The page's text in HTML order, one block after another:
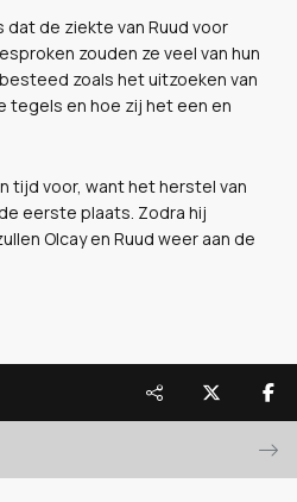
dat de ziekte van Ruud voor
zouden ze veel van hun
zoals het uitzoeken van
tegels en hoe zij het een en
tijd voor, want het herstel van
eerste plaats. Zodra hij
Olcay en Ruud weer aan de